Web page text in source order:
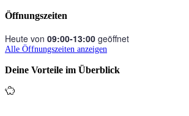
Öffnungszeiten
Heute von 09:00‑13:00 geöffnet
Alle Öffnungszeiten anzeigen
Deine Vorteile im Überblick